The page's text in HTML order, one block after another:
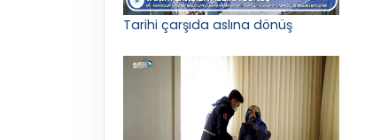
Tarihi çarşıda aslına dönüş